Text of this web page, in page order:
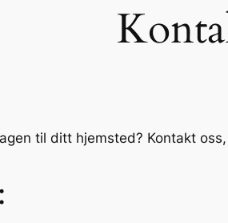
til ditt hjemsted? Kontakt